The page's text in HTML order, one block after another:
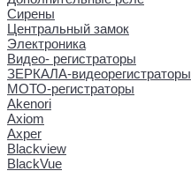
Сирены
Центральный замок
Электроника
Видео- регистраторы
ЗЕРКАЛА-видеорегистраторы
МОТО-регистраторы
Akenori
Axiom
Axper
Blackview
BlackVue